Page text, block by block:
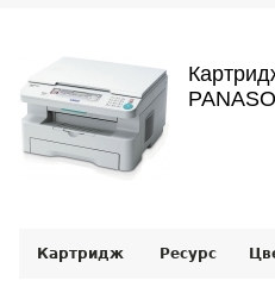
Картридж Ресурс